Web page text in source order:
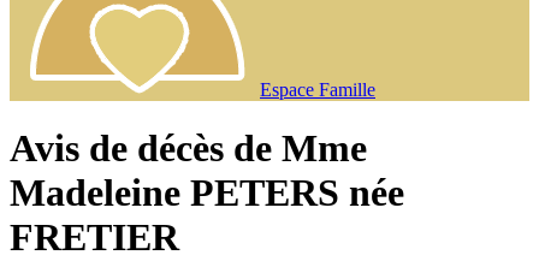
Espace Famille
Avis de décès de Mme
Madeleine PETERS née
FRETIER